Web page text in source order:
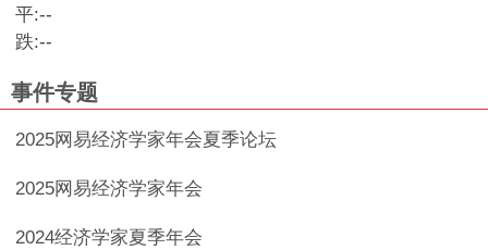
平:--
跌:--
事件专题
2025网易经济学家年会夏季论坛
2025网易经济学家年会
2024经济学家夏季年会